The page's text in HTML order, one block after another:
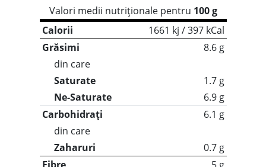
Valori medii nutriționale pentru 100 g
Calorii
1661 kj / 397 kCal
Grăsimi
8.6 g
din care
Saturate
1.7 g
Ne-Saturate
6.9 g
Carbohidrați
6.1 g
din care
Zaharuri
0.7 g